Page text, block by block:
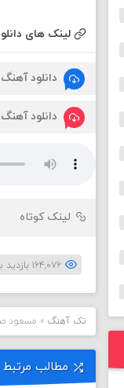
لینک های
دانلود
دانلود
لینک کوتاه
۱۶۴,۰۷۶ بازدید بار
تک آهنگ » مسعود
مطالب مرتبط